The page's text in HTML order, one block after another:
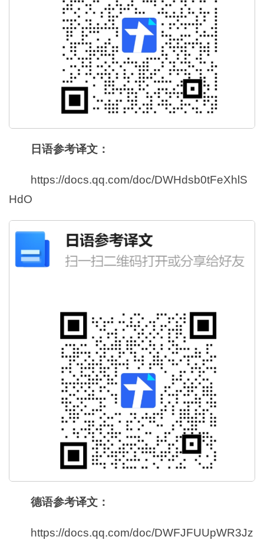
日语参考译文：
https://docs.qq.com/doc/DWHdsb0tFeXhlS
HdO
德语参考译文：
https://docs.qq.com/doc/DWFJFUUpWR3Jz